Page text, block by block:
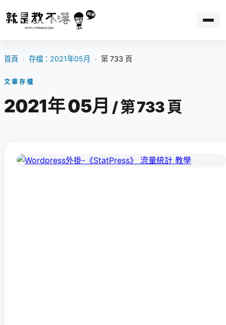
首頁 › 存檔：2021年05月 › 第 733 頁
文章存檔
2021年 05月 / 第 733 頁